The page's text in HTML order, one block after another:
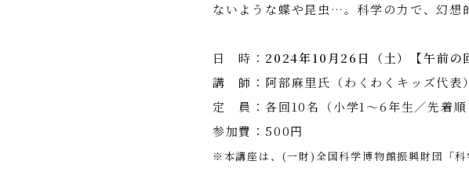
ないような蝶や昆虫…。科学の力で、幻想
日 時： 2024年10月26日（土）【午前
講 師：阿部麻里氏（わくわくキッズ代表）
定 員：各回10名（小学1～6年生／先着
参加費：500円
※本講座は、(一財)全国科学博物館振興財団「科